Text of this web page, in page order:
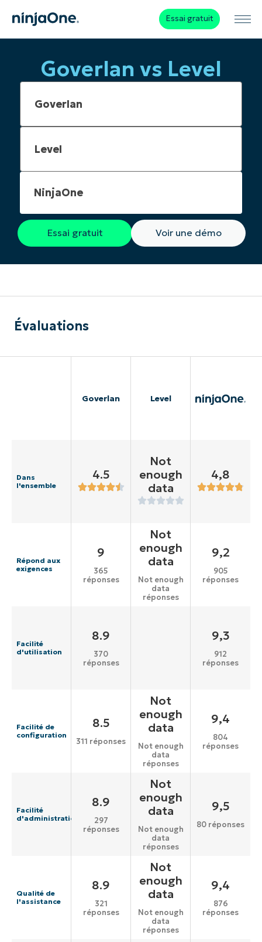
Essai gratuit
Goverlan vs Level
NinjaOne
Essai gratuit Voir une démo
Évaluations
Goverlan Level
Dans
l'ensemble
4.5
Not
enough
data
4,8
Répond aux
exigences
9
365
réponses
Not
enough
data
Not enough
data
réponses
9,2
905
réponses
Facilité
d'utilisation
8.9
370
réponses
9,3
912
réponses
Facilité de
configuration
8.5
311 réponses
Not
enough
data
Not enough
data
réponses
9,4
804
réponses
Facilité
d'administration
8.9
297
réponses
Not
enough
data
Not enough
data
réponses
9,5
80 réponses
Qualité de
l'assistance
8.9
321
réponses
Not
enough
data
Not enough
data
réponses
9,4
876
réponses